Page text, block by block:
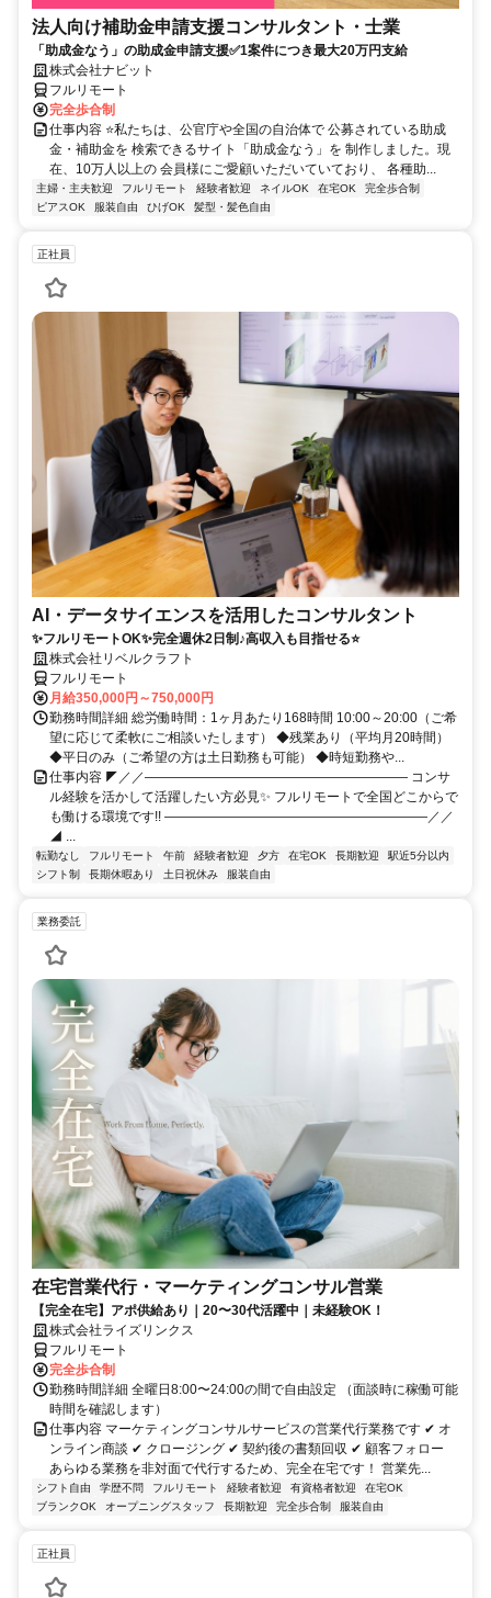
法人向け補助金申請支援コンサルタント・士業
「助成金なう」の助成金申請支援✅1案件につき最大20万円支給
株式会社ナビット
フルリモート
完全歩合制
仕事内容 ⭐私たちは、公官庁や全国の自治体で 公募されている助成
金・補助金を 検索できるサイト「助成金なう」を 制作しました。現
在、10万人以上の 会員様にご愛顧いただいていており、 各種助...
主婦・主夫歓迎 フルリモート 経験者歓迎 ネイルOK 在宅OK
完全歩合制
ピアスOK
服装自由 ひげOK 髪型・髪色自由
正社員
AI・データサイエンスを活用したコンサルタント
✨フルリモートOK✨完全週休2日制♪高収入も目指せる⭐
株式会社リベルクラフト
フルリモート
月給350,000円～750,000円
勤務時間詳細 総労働時間：1ヶ月あたり168時間 10:00～20:00（ご希
望に応じて柔軟にご相談いたします） ◆残業あり（平均月20時間）
◆平日のみ（ご希望の方は土日勤務も可能） ◆時短勤務や...
仕事内容 ◤／／―――――――――――――――――――― コンサ
ル経験を活かして活躍したい方必見✨ フルリモートで全国どこからで
も働ける環境です!! ――――――――――――――――――――／／
◢ ...
転勤なし フルリモート 午前 経験者歓迎 夕方 在宅OK 長期歓迎
駅近5分以内
シフト制
長期休暇あり 土日祝休み 服装自由
業務委託
在宅営業代行・マーケティングコンサル営業
【完全在宅】アポ供給あり｜20〜30代活躍中｜未経験OK！
株式会社ライズリンクス
フルリモート
完全歩合制
勤務時間詳細 全曜日8:00〜24:00の間で自由設定 （面談時に稼働可能
時間を確認します）
仕事内容 マーケティングコンサルサービスの営業代行業務です ✔ オ
ンライン商談 ✔ クロージング ✔ 契約後の書類回収 ✔ 顧客フォロー
あらゆる業務を非対面で代行するため、完全在宅です！ 営業先...
シフト自由 学歴不問 フルリモート 経験者歓迎 有資格者歓迎
在宅OK
ブランクOK
オープニングスタッフ 長期歓迎 完全歩合制 服装自由
正社員